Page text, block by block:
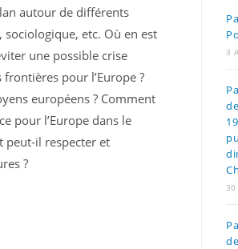
autour de différents
etc. Où en est
une possible crise
pour l’Europe ?
européens ? Comment
pour l’Europe dans le
peut-il respecter et
?
3
30